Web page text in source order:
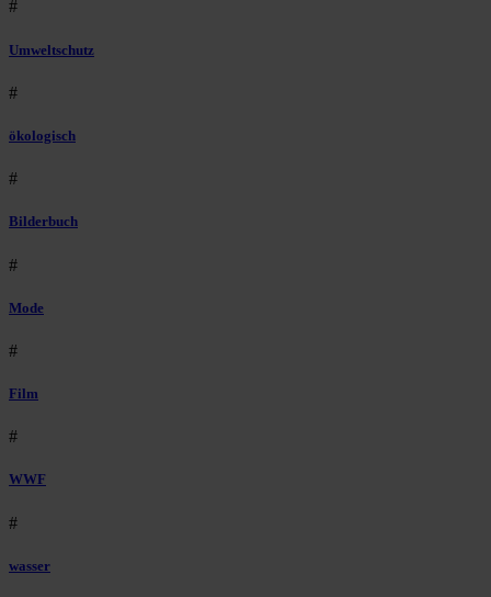
#
Umweltschutz
#
ökologisch
#
Bilderbuch
#
Mode
#
Film
#
WWF
#
wasser